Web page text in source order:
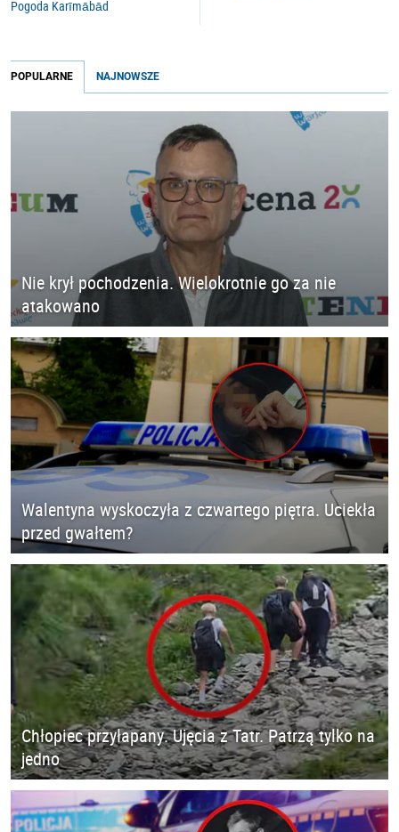
Pogoda Karīmābād
POPULARNE NAJNOWSZE
Nie krył pochodzenia. Wielokrotnie go za nie
atakowano
Walentyna wyskoczyła z czwartego piętra. Uciekła
przed gwałtem?
Chłopiec przyłapany. Ujęcia z Tatr. Patrzą tylko na
jedno